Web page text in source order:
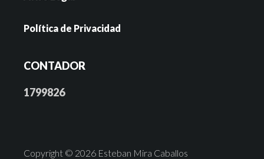
Política de Privacidad
CONTADOR
1799826
Copyright © 2026 Esteban Mira Caballos